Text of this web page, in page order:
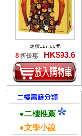
定價117.00元
8 折優惠： HK$93.6
●二樓推薦
●文學小說